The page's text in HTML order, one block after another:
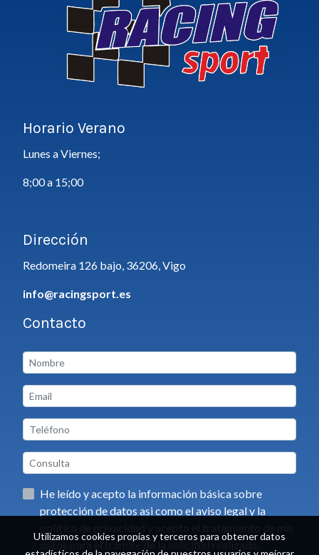
Horario Verano
Lunes a Viernes;
8;00 a 15;00
Dirección
Redomeira 126 bajo, 36206, Vigo
info@racingsport.es
Contacto
He leído y acepto la información básica sobre
protección de datos asi como el aviso legal y la
datos para el trámite de la solicitud realizada.
Utilizamos cookies propias y terceros para obtener datos